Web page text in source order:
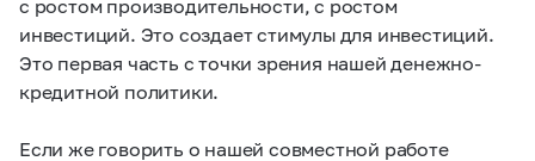
с ростом производительности, с ростом
инвестиций. Это создает стимулы для инвестиций.
Это первая часть с точки зрения нашей денежно-
кредитной политики.
Если же говорить о нашей совместной работе